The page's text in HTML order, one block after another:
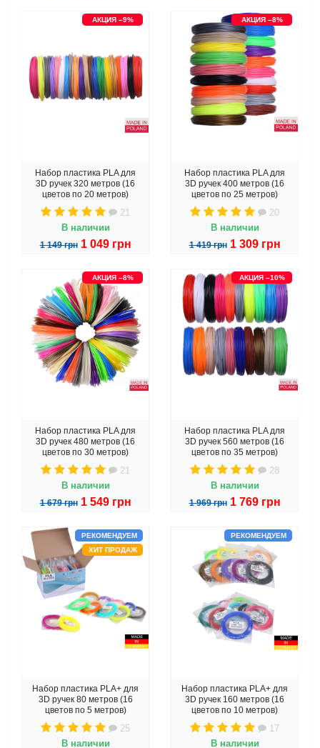
АКЦИЯ –9%
Набор пластика PLA для
3D ручек 320 метров (16
цветов по 20 метров)
21
В наличии
1 149 грн 1 049 грн
АКЦИЯ –8%
Набор пластика PLA для
3D ручек 400 метров (16
цветов по 25 метров)
20
В наличии
1 419 грн 1 309 грн
АКЦИЯ –8%
Набор пластика PLA для
3D ручек 480 метров (16
цветов по 30 метров)
21
В наличии
1 679 грн 1 549 грн
АКЦИЯ –10%
Набор пластика PLA для
3D ручек 560 метров (16
цветов по 35 метров)
28
В наличии
1 969 грн 1 769 грн
РЕКОМЕНДУЕМ
ХИТ ПРОДАЖ
Набор пластика PLA+ для
3D ручек 80 метров (16
цветов по 5 метров)
25
В наличии
РЕКОМЕНДУЕМ
Набор пластика PLA+ для
3D ручек 160 метров (16
цветов по 10 метров)
17
В наличии